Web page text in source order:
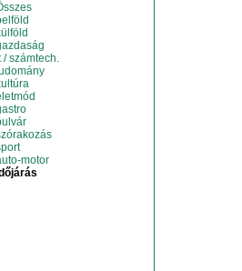
/ számtech.
motor